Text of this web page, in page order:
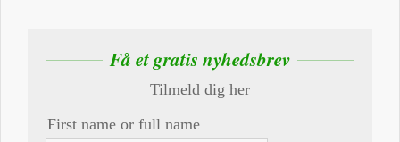
Hjemmelavet rabarber likør
Få et gratis nyhedsbrev
Tilmeld dig her
First name or full name